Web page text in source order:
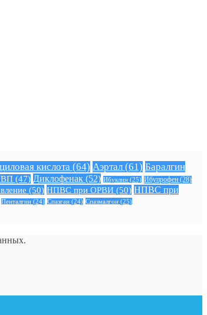
кислота (64) Аэртал (61) Баралгин
(47) Диклофенак (52) Ибуклин (25) Ибупрофен (28)
(50) НПВС при ОРВИ (50) НПВС при
Пенталгин (24) Спазган (24) Спазмалгон (25)